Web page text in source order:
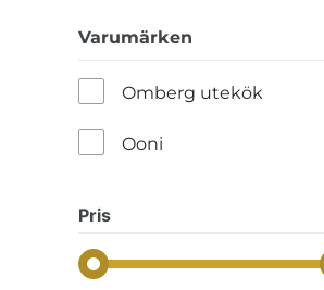
Varumärken
Omberg utekök
Ooni
Pris